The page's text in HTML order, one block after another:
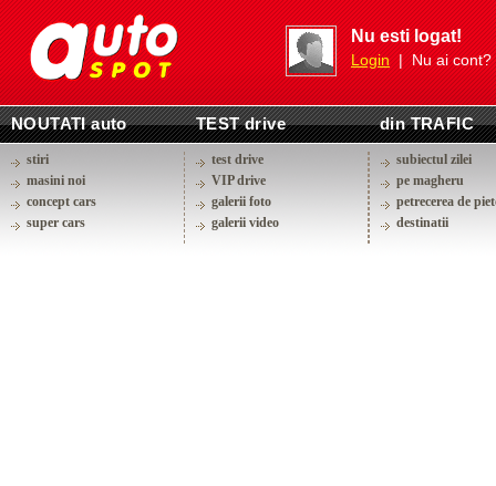
Nu esti logat!
Login| Nu ai cont?
NOUTATI auto TEST drive din TRAFIC
stiri
masini noi
concept cars
super cars
test drive
VIP drive
galerii foto
galerii video
subiectul zilei
pe magheru
petrecerea de
destinatii